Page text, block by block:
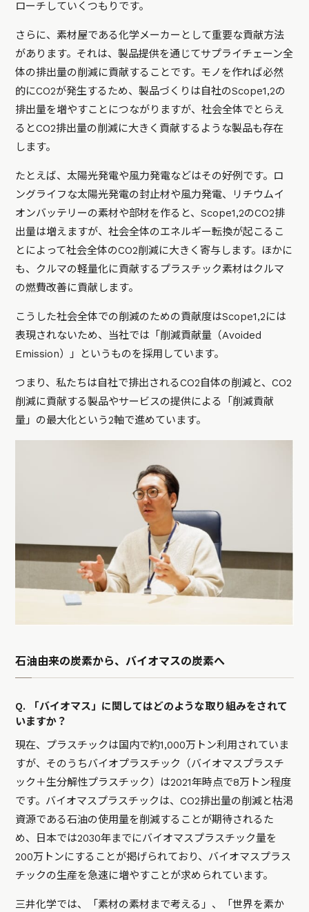
ローチしていくつもりです。
さらに、素材屋である化学メーカーとして重要な貢献方法
があります。それは、製品提供を通じてサプライチェーン全
体の排出量の削減に貢献することです。モノを作れば必然
的にCO2が発生するため、製品づくりは自社のScope1,2の
排出量を増やすことにつながりますが、社会全体でとらえ
るとCO2排出量の削減に大きく貢献するような製品も存在
します。
たとえば、太陽光発電や風力発電などはその好例です。ロ
ングライフな太陽光発電の封止材や風力発電、リチウムイ
オンバッテリーの素材や部材を作ると、Scope1,2のCO2排
出量は増えますが、社会全体のエネルギー転換が起こるこ
とによって社会全体のCO2削減に大きく寄与します。ほかに
も、クルマの軽量化に貢献するプラスチック素材はクルマ
の燃費改善に貢献します。
こうした社会全体での削減のための貢献度はScope1,2には
表現されないため、当社では「削減貢献量（Avoided
Emission）」というものを採用しています。
つまり、私たちは自社で排出されるCO2自体の削減と、CO2
削減に貢献する製品やサービスの提供による「削減貢献
量」の最大化という2軸で進めています。
石油由来の炭素から、バイオマスの炭素へ
Q. 「バイオマス」に関してはどのような取り組みをされて
いますか？
現在、プラスチックは国内で約1,000万トン利用されていま
すが、そのうちバイオプラスチック（バイオマスプラスチ
ック＋生分解性プラスチック）は2021年時点で8万トン程度
です。バイオマスプラスチックは、CO2排出量の削減と枯渇
資源である石油の使用量を削減することが期待されるた
め、日本では2030年までにバイオマスプラスチック量を
200万トンにすることが掲げられており、バイオマスプラス
チックの生産を急速に増やすことが求められています。
三井化学では、「素材の素材まで考える」、「世界を素か